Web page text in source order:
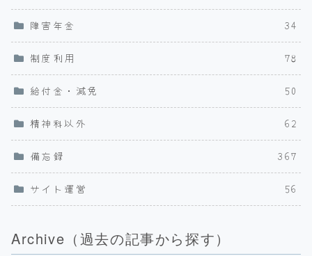
障害年金 34
制度利用 78
給付金・減免 50
精神科以外 62
備忘録 367
サイト運営 56
Archive（過去の記事から探す）